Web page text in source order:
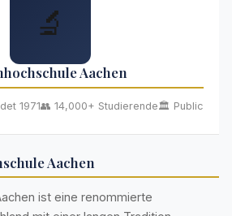
🔬
Aachen
1971👥 14,000+ Studierende🏛️ Public
Aachen
ist eine renommierte